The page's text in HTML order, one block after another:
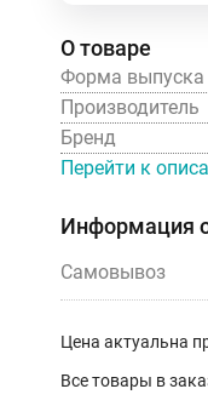
О товаре
Форма выпуска
Производитель
Бренд
Перейти к
Информация
Самовывоз
Цена актуальна
Все товары в